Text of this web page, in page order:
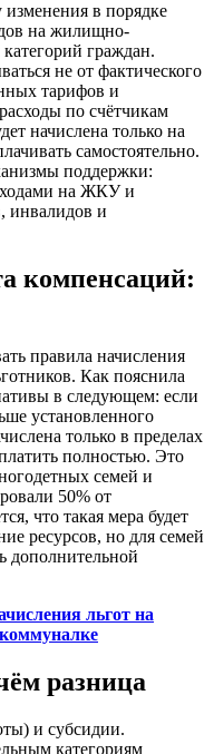
в порядке
на жилищно-
граждан.
не от фактического
тарифов и
по счётчикам
начислена только на
самостоятельно.
поддержки:
на ЖКУ и
инвалидов и
компенсаций:
правила начисления
Как пояснила
в следующем: если
установленного
только в пределах
полностью. Это
семей и
50% от
что такая мера будет
ресурсов, но для семей
дополнительной
льгот на
разница
и субсидии.
категориям